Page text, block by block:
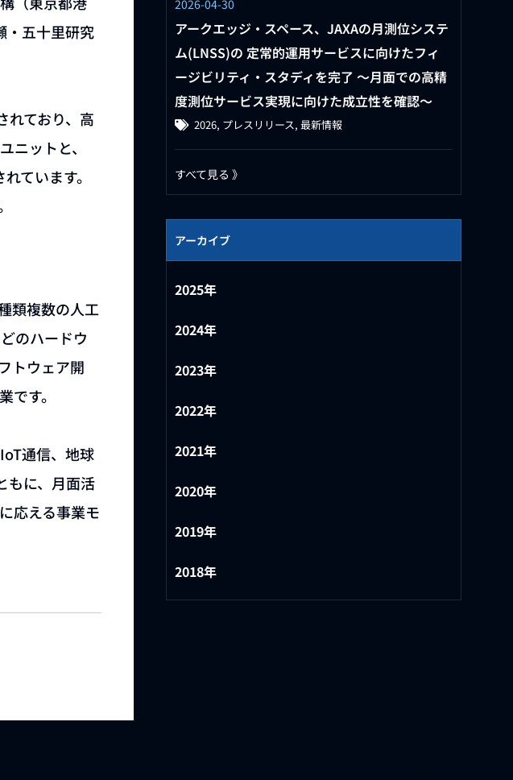
・五十里研究
れており、高
ニットと、
ています。
類複数の人工
のハードウ
トウェア開
す。
通信、地球
もに、月面活
応える事業モ
2026-04-30
アークエッジ・スペース、JAXAの月測位システ
ム(LNSS)の 定常的運用サービスに向けたフィ
ージビリティ・スタディを完了 ～月面での高精
度測位サービス実現に向けた成立性を確認～
2026, プレスリリース,最新情報
すべて見る 》
アーカイブ
2025年
2024年
2023年
2022年
2021年
2020年
2019年
2018年